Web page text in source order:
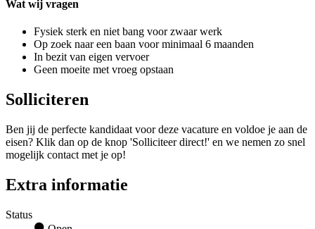
Wat wij vragen
Fysiek sterk en niet bang voor zwaar werk
Op zoek naar een baan voor minimaal 6 maanden
In bezit van eigen vervoer
Geen moeite met vroeg opstaan
Solliciteren
Ben jij de perfecte kandidaat voor deze vacature en voldoe je aan de
eisen? Klik dan op de knop 'Solliciteer direct!' en we nemen zo snel
mogelijk contact met je op!
Extra informatie
Status